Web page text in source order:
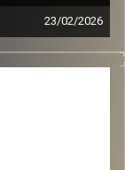
23/02/2026
היום אנחנו
אפשר להתעלם
איך מזהים
ולמה לפעמים
בפרק הזה נדבר